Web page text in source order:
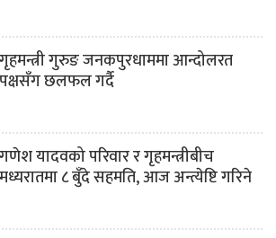
गृहमन्त्री गुरुङ जनकपुरधाममा आन्दोलरत
पक्षसँग छलफल गर्दै
गणेश यादवको परिवार र गृहमन्त्रीबीच
मध्यरातमा ८ बुँदे सहमति, आज अन्त्येष्टि गरिने